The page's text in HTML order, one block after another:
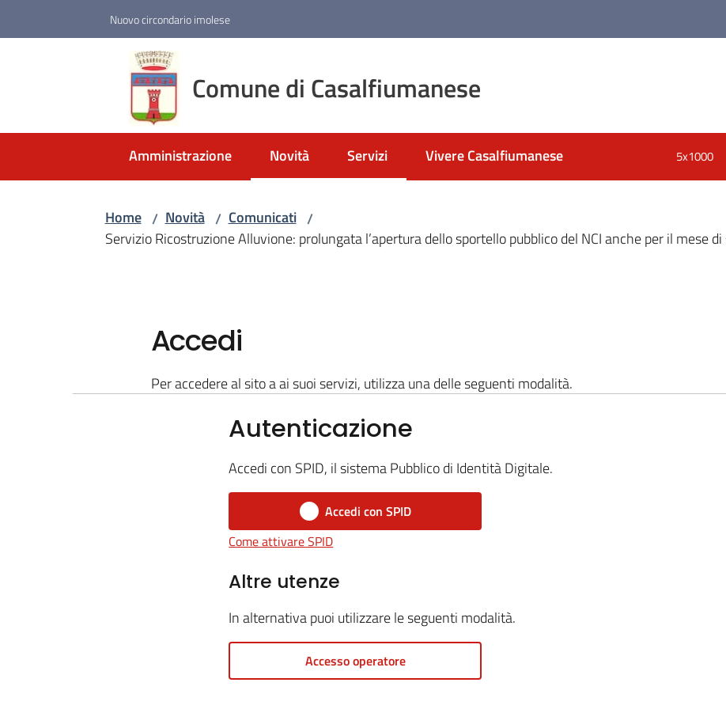
Nuovo circondario imolese
Comune di Casalfiumanese
Amministrazione Novità
Menu selezionato
Servizi
Menu selezionatoVivere Casalfiumanese 5x1000
Home / Novità / Comunicati /
Servizio Ricostruzione Alluvione: prolungata l’apertura dello sportello pubblico del NCI anche per il mese
Accedi
Per accedere al sito a ai suoi servizi, utilizza una delle seguenti modalità.
Autenticazione
Accedi con SPID, il sistema Pubblico di Identità Digitale.
Accedi con SPID
Come attivare SPID
Altre utenze
In alternativa puoi utilizzare le seguenti modalità.
Accesso operatore